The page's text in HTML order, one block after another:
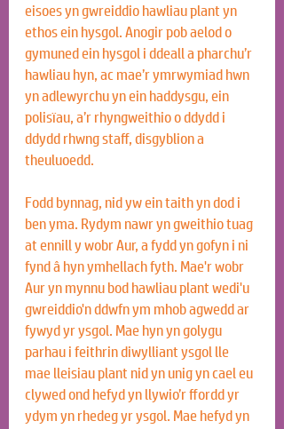
eisoes yn gwreiddio hawliau plant yn
ethos ein hysgol. Anogir pob aelod o
gymuned ein hysgol i ddeall a pharchu’r
hawliau hyn, ac mae’r ymrwymiad hwn
yn adlewyrchu yn ein haddysgu, ein
polisïau, a’r rhyngweithio o ddydd i
ddydd rhwng staff, disgyblion a
theuluoedd.
Fodd bynnag, nid yw ein taith yn dod i
ben yma. Rydym nawr yn gweithio tuag
at ennill y wobr Aur, a fydd yn gofyn i ni
fynd â hyn ymhellach fyth. Mae'r wobr
Aur yn mynnu bod hawliau plant wedi'u
gwreiddio'n ddwfn ym mhob agwedd ar
fywyd yr ysgol. Mae hyn yn golygu
parhau i feithrin diwylliant ysgol lle
mae lleisiau plant nid yn unig yn cael eu
clywed ond hefyd yn llywio’r ffordd yr
ydym yn rhedeg yr ysgol. Mae hefyd yn